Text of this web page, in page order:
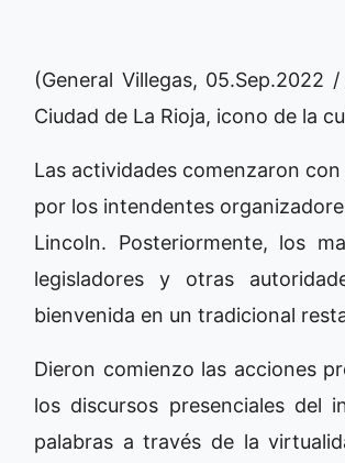
(General Villegas,
Ciudad de La Rioja, icono de la
Las actividades comenzaron
por los intendentes
Lincoln. Posteriormente, los
legisladores y otras
bienvenida en un tradicional
Dieron comienzo las acciones
los discursos presenciales del
palabras a través de la